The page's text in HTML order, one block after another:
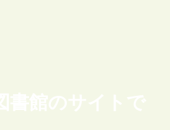
書館のサイトで